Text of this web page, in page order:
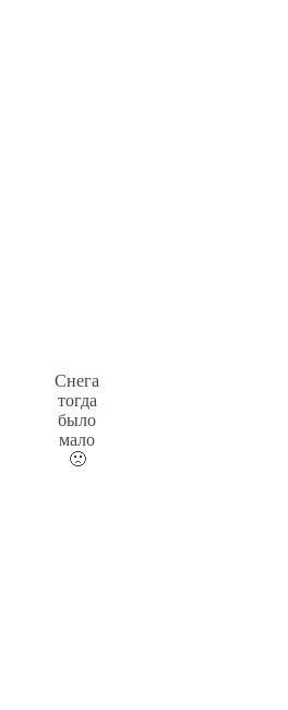
Снега
тогда
было
мало
🙁